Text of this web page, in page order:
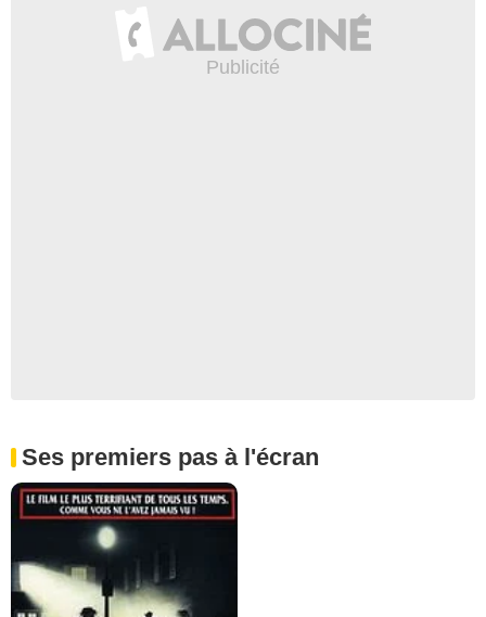
Ses premiers pas à l'écran